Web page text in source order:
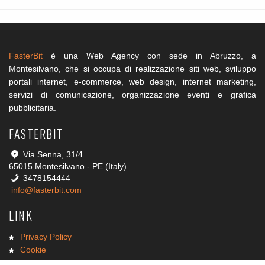
FasterBit è una Web Agency con sede in Abruzzo, a
Montesilvano, che si occupa di realizzazione siti web, sviluppo
portali internet, e-commerce, web design, internet marketing,
servizi di comunicazione, organizzazione eventi e grafica
pubblicitaria.
FASTERBIT
Via Senna, 31/4
65015 Montesilvano - PE (Italy)
3478154444
info@fasterbit.com
LINK
Privacy Policy
Cookie
Lavora con noi